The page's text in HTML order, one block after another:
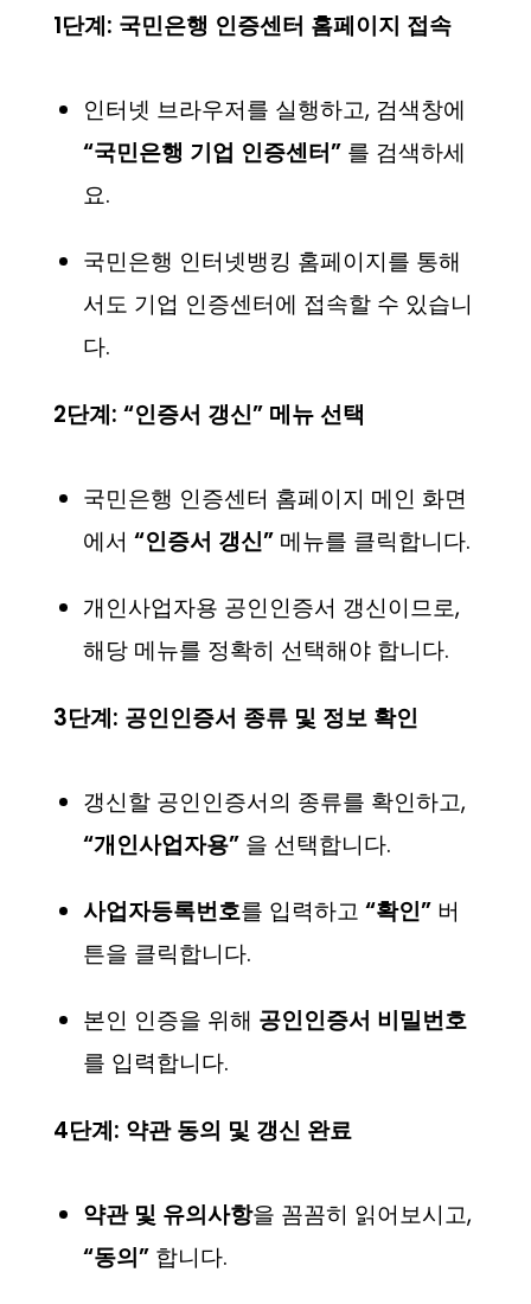
1단계: 국민은행 인증센터 홈페이지 접속
인터넷 브라우저를 실행하고, 검색창에
“국민은행 기업 인증센터” 를 검색하세
요.
국민은행 인터넷뱅킹 홈페이지를 통해
서도 기업 인증센터에 접속할 수 있습니
다.
2단계: “인증서 갱신” 메뉴 선택
국민은행 인증센터 홈페이지 메인 화면
에서 “인증서 갱신” 메뉴를 클릭합니다.
개인사업자용 공인인증서 갱신이므로,
해당 메뉴를 정확히 선택해야 합니다.
3단계: 공인인증서 종류 및 정보 확인
갱신할 공인인증서의 종류를 확인하고,
“개인사업자용” 을 선택합니다.
사업자등록번호를 입력하고 “확인” 버
튼을 클릭합니다.
본인 인증을 위해 공인인증서 비밀번호
를 입력합니다.
4단계: 약관 동의 및 갱신 완료
약관 및 유의사항을 꼼꼼히 읽어보시고,
“동의” 합니다.